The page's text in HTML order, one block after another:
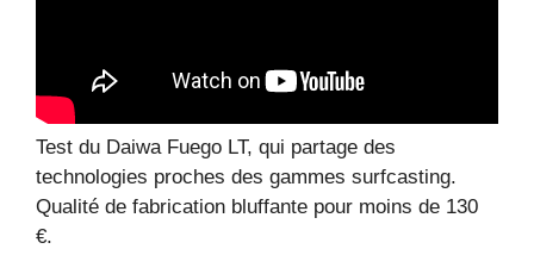
Test du Daiwa Fuego LT, qui partage des
technologies proches des gammes surfcasting.
Qualité de fabrication bluffante pour moins de 130
€.